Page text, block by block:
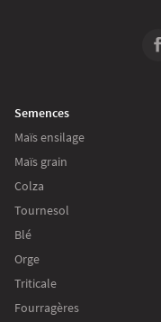
Semences
Maïs ensilage
Maïs grain
Colza
Tournesol
Blé
Orge
Triticale
Fourragères